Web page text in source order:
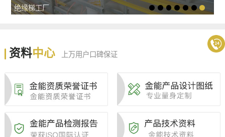
绝缘梯工厂
资料中心 上万用户口碑保证